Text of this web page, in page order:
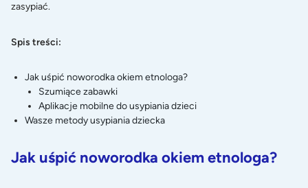
zasypiać.
Spis treści:
Jak uśpić noworodka okiem etnologa?
Szumiące zabawki
Aplikacje mobilne do usypiania dzieci
Wasze metody usypiania dziecka
Jak uśpić noworodka okiem etnologa?